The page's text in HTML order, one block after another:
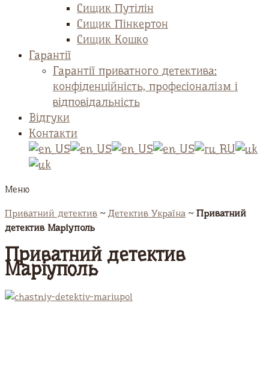
Сищик Путілін
Сищик Пінкертон
Сищик Кошко
Гарантії
Гарантії приватного детектива:
конфіденційність, професіоналізм і
відповідальність
Відгуки
Контакти
Меню
Приватний детектив ~Детектив Україна ~ Приватний
детектив Маріуполь
Приватний детектив
Маріуполь